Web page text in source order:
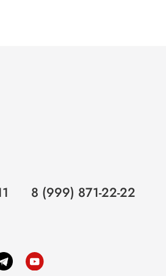
8 (999) 871-22-22